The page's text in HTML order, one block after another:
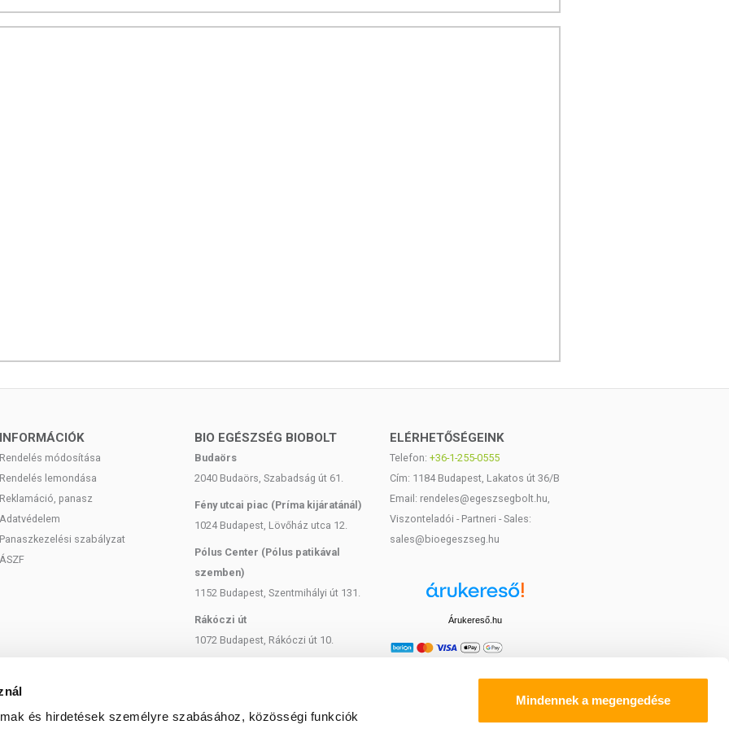
és hirdetések személyre szabásához, közösségi funkciók
Mindennek a megengedése
fel. Tartalmaz még fenolt, amelyerősíti az
antioxidáns hatású, védi az ereket,
megakadályozza az kőképződést, segít
az öregedési folyamatokat. Az tőzegáfonya olyan
az E. coli baktérium megtelepedését az
az szabad gyököket, így hozzájárulnak az
folyamatok korlátozásához. Emellett az
az szívinfarktus, különféle bőrproblémák
és az memóriazavar.
BETEGSÉGEK ESETÉN JAVASOLT MÉG?
mellett az orvosok prosztatagondok, vesebetegség
érdemes azoknak is beépíteni az napi
esetén.
megnőhet az vizelet oxalát tartalma, amelynek
kapszula étkezés közben.
olaj, zselatin, aszkorbinsav, nedvesítőszer: glicerin,
méhviasz, emulgeálószer: szója lecitin,
szentjánoskenyérliszt, csomósodást gátló anyag:
szoptat, vényköteles gyógyszert szed, vagy
az étrend-kiegészítők kedvező élettani hatással
betegséget megelőző vagy gyógyító hatást
INFORMÁCIÓK
Rendelés módosítása
Rendelés lemondása
Reklamáció, panasz
Adatvédelem
Panaszkezelési szabályzat
ÁSZF
BIO EGÉSZSÉG BIOBOLT
Budaörs
2040 Budaörs, Szabadság út 61.
Fény utcai piac (Príma kijáratánál)
1024 Budapest, Lövőház utca 12.
Pólus Center (Pólus patikával
szemben)
1152 Budapest, Szentmihályi út 131.
Rákóczi út
1072 Budapest, Rákóczi út 10.
ELÉRHETŐSÉGEINK
Telefon: +36-1-255-0555
Cím: 1184 Budapest, Lakatos út 36/B
Email: rendeles@egeszsegbolt.hu,
Viszonteladói - Partneri - Sales:
sales@bioegeszseg.hu
Árukereső.hu